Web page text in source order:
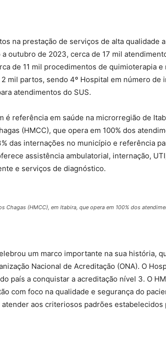
na prestação de serviços de alta qualidade
outubro de 2023, cerca de 17 mil
de 11 mil procedimentos de quimioterapia
mil partos, sendo 4º Hospital em número de
atendimentos do SUS.
é referência em saúde na microrregião de
(HMCC), que opera em 100% dos
das internações no município e referência
assistência ambulatorial, internação,
e serviços de diagnóstico.
Chagas (HMCC), em Itabira, que opera em 100% dos
um marco importante na sua história,
Nacional de Acreditação (ONA). O
país a conquistar a acreditação nível 3. O
com foco na qualidade e segurança do
atender aos criteriosos padrões estabelecidos